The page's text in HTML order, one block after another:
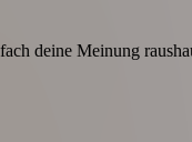
deine Meinung